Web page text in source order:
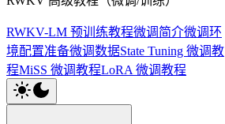
RWKV-LM 预训练教程微调简介微调环
境配置准备微调数据State Tuning 微调教
程MiSS 微调教程LoRA 微调教程